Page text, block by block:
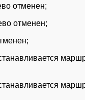
отменен;
отменен;